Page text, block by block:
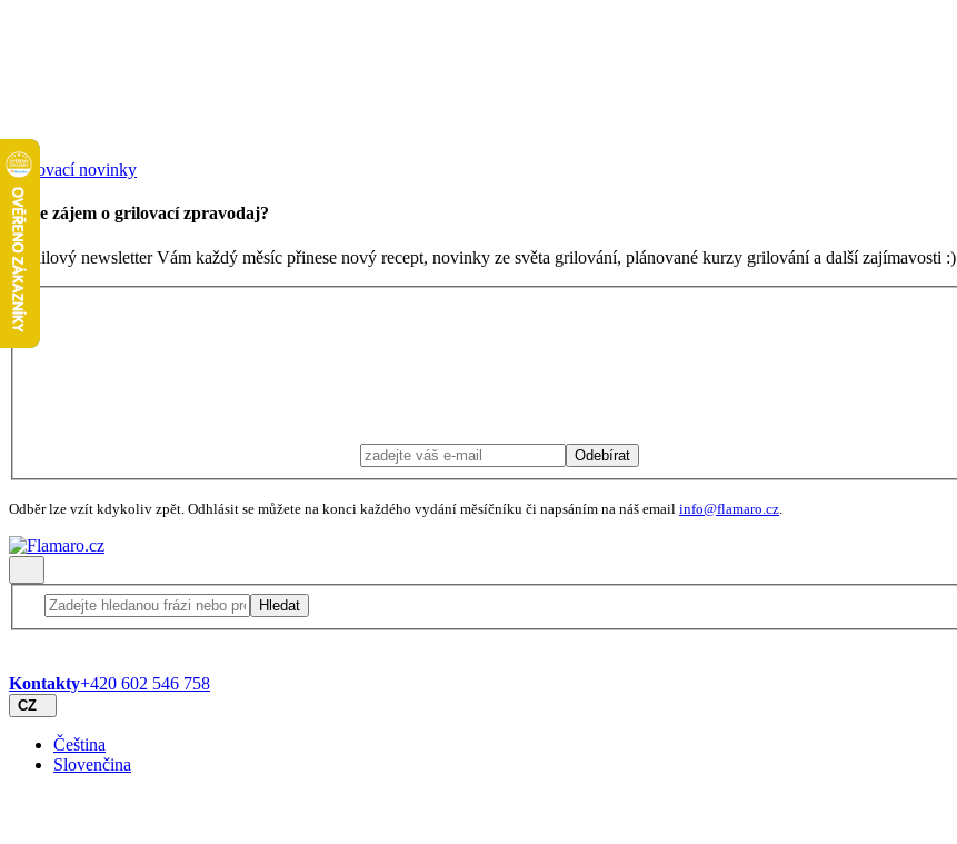
Grilovací novinky
Máte zájem o grilovací zpravodaj?
Emailový newsletter Vám každý měsíc přinese nový recept, novinky ze světa grilování, plánované kurzy grilování a další zajímavosti :)
Odebírat
Odběr lze vzít kdykoliv zpět. Odhlásit se můžete na konci každého vydání měsíčníku či napsáním na náš email info@flamaro.cz.
Hledat
Kontakty+420 602 546 758
CZ
Čeština
Slovenčina